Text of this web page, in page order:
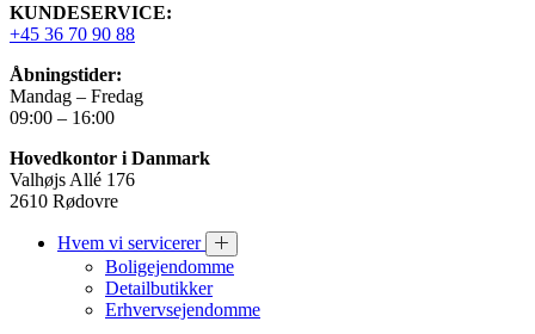
KUNDESERVICE:
+45 36 70 90 88
Åbningstider:
Mandag – Fredag
09:00 – 16:00
Hovedkontor i Danmark
Valhøjs Allé 176
2610 Rødovre
Hvem vi servicerer
Boligejendomme
Detailbutikker
Erhvervsejendomme